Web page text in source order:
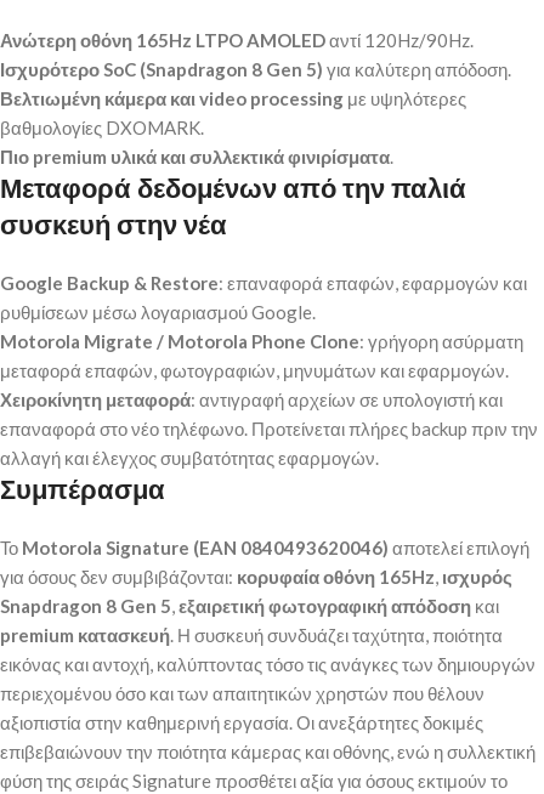
Ανώτερη οθόνη 165Hz LTPO AMOLEDαντί 120Hz/90Hz.
Ισχυρότερο SoC (Snapdragon 8 Gen 5) για καλύτερη απόδοση.
Βελτιωμένη κάμερα και video processing με υψηλότερες
βαθμολογίες DXOMARK.
Πιο premium υλικά και συλλεκτικά φινιρίσματα.
Μεταφορά δεδομένων από την παλιά
συσκευή στην νέα
Google Backup & Restore: επαναφορά επαφών, εφαρμογών και
ρυθμίσεων μέσω λογαριασμού Google.
Motorola Migrate / Motorola Phone Clone: γρήγορη ασύρματη
μεταφορά επαφών, φωτογραφιών, μηνυμάτων και εφαρμογών.
Χειροκίνητη μεταφορά: αντιγραφή αρχείων σε υπολογιστή και
επαναφορά στο νέο τηλέφωνο. Προτείνεται πλήρες backup πριν την
αλλαγή και έλεγχος συμβατότητας εφαρμογών.
Συμπέρασμα
Το Motorola Signature (EAN 0840493620046) αποτελεί επιλογή
για όσους δεν συμβιβάζονται: κορυφαία οθόνη 165Hz, ισχυρός
Snapdragon 8 Gen 5,εξαιρετική φωτογραφική απόδοση και
premium κατασκευή. Η συσκευή συνδυάζει ταχύτητα, ποιότητα
εικόνας και αντοχή, καλύπτοντας τόσο τις ανάγκες των δημιουργών
περιεχομένου όσο και των απαιτητικών χρηστών που θέλουν
αξιοπιστία στην καθημερινή εργασία. Οι ανεξάρτητες δοκιμές
επιβεβαιώνουν την ποιότητα κάμερας και οθόνης, ενώ η συλλεκτική
φύση της σειράς Signature προσθέτει αξία για όσους εκτιμούν το